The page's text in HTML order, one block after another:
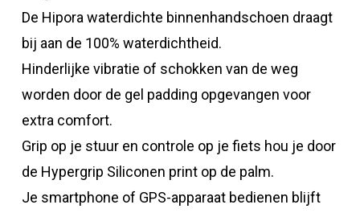
De Hipora waterdichte binnenhandschoen draagt
bij aan de 100% waterdichtheid.
Hinderlijke vibratie of schokken van de weg
worden door de gel padding opgevangen voor
extra comfort.
Grip op je stuur en controle op je fiets hou je door
de Hypergrip Siliconen print op de palm.
Je smartphone of GPS-apparaat bedienen blijft